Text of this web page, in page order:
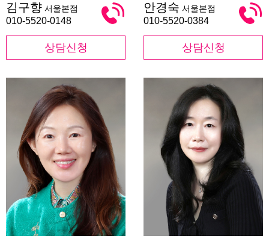
구
향
김구향 서울본점
010-5520-0148
상담신청
경
숙
안경숙 서울본점
010-5520-0384
상담신청